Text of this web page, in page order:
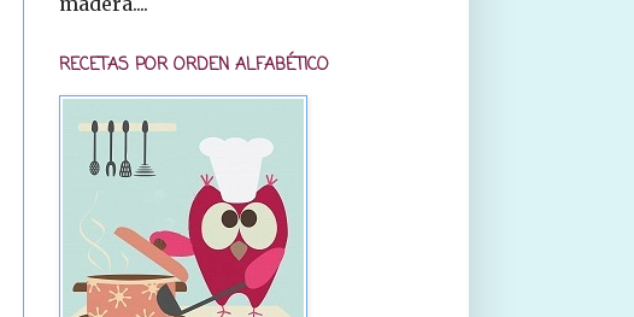
RECETAS POR ORDEN ALFABÉTICO